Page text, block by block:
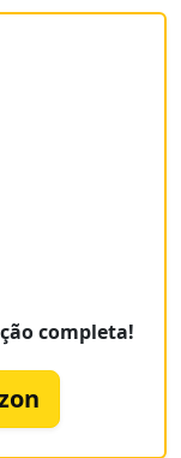
completa!